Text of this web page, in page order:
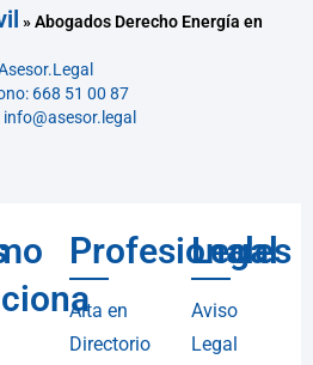
»Abogados Derecho Energía en
668 51 00 87
info@asesor.legal
Profesionales
Alta en
Directorio
Legal
Aviso
Legal